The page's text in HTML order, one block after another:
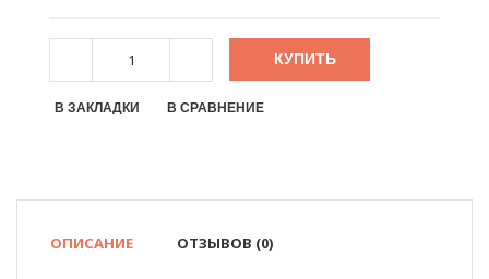
КУПИТЬ
В ЗАКЛАДКИ В СРАВНЕНИЕ
ОПИСАНИЕ ОТЗЫВОВ (0)